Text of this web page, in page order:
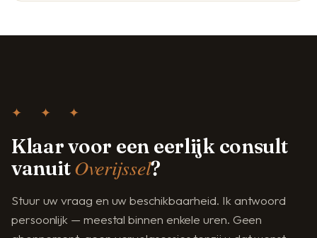
✦ ✦ ✦
Klaar voor een eerlijk consult
vanuitOverijssel?
Stuur uw vraag en uw beschikbaarheid. Ik antwoord
persoonlijk — meestal binnen enkele uren. Geen